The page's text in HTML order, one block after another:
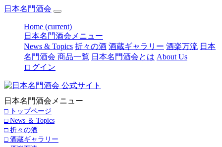
日本名門酒会
Home (current)
日本名門酒会メニュー
News & Topics 折々の酒 酒蔵ギャラリー 酒楽万流 日本
名門酒会 商品一覧 日本名門酒会とは About Us
ログイン
日本名門酒会メニュー
□ トップページ
□ News ＆ Topics
□ 折々の酒
□ 酒蔵ギャラリー